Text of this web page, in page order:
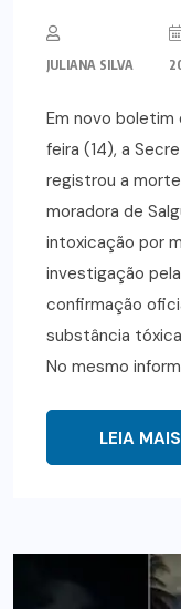
JULIANA SILVA
Em novo
feira (14), a
registrou a
moradora de
intoxicação por
investigação
confirmação
substância
No mesmo
LEIA MAIS